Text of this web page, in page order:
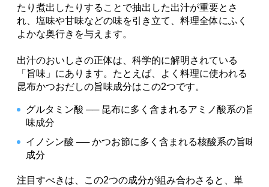
たり煮出したりすることで抽出した出汁が重要とさ
れ、塩味や甘味などの味を引き立て、料理全体にふく
よかな奥行きを与えます。
出汁のおいしさの正体は、科学的に解明されている
「旨味」にあります。たとえば、よく料理に使われる
昆布かつおだしの旨味成分はこの2つです。
グルタミン酸 ── 昆布に多く含まれるアミノ酸系の旨
味成分
イノシン酸 ── かつお節に多く含まれる核酸系の旨味
成分
注目すべきは、この2つの成分が組み合わさると、単